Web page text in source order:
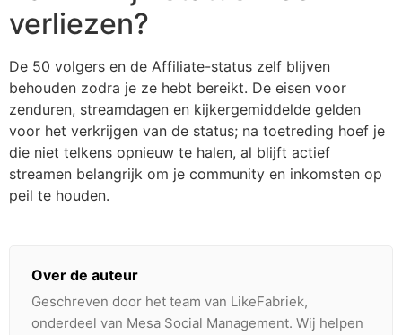
verliezen?
De 50 volgers en de Affiliate-status zelf blijven
behouden zodra je ze hebt bereikt. De eisen voor
zenduren, streamdagen en kijkergemiddelde gelden
voor het verkrijgen van de status; na toetreding hoef je
die niet telkens opnieuw te halen, al blijft actief
streamen belangrijk om je community en inkomsten op
peil te houden.
Over de auteur
Geschreven door het team van LikeFabriek,
onderdeel van Mesa Social Management. Wij helpen